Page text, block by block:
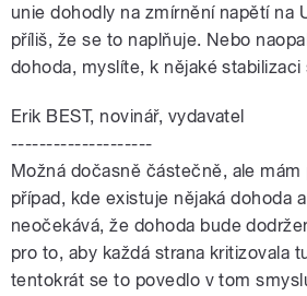
unie dohodly na zmírnění napětí na
příliš, že se to naplňuje. Nebo
dohoda, myslíte, k nějaké stabilizaci
Erik BEST, novinář, vydavatel
--------------------
Možná dočasně částečně, ale
případ, kde existuje nějaká dohoda
neočekává, že dohoda bude
pro to, aby každá strana kritizovala
tentokrát se to povedlo v tom